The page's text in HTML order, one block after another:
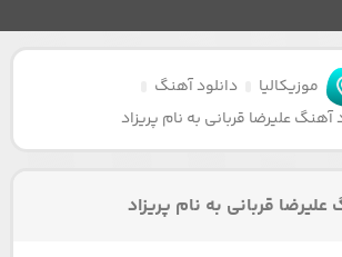
موزیکالیا
دانلود آهنگ
آهنگ علیرضا قربانی به نام پریزاد
علیرضا قربانی به نام پریزاد